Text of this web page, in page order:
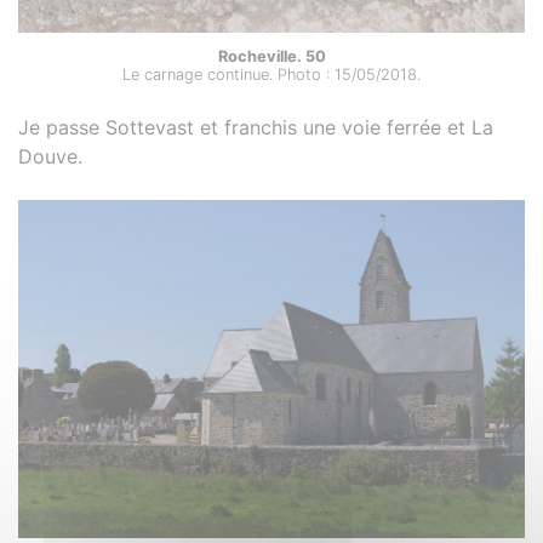
Rocheville. 50
Le carnage continue. Photo : 15/05/2018.
Je passe Sottevast et franchis une voie ferrée et La
Douve.